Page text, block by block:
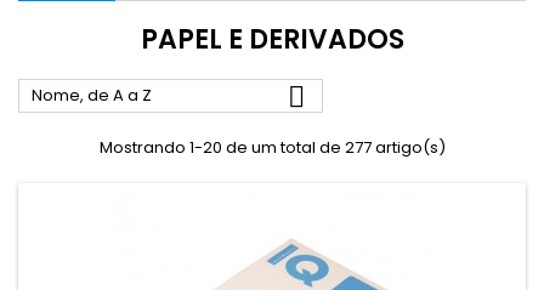
PAPEL E DERIVADOS
Nome, de A a Z 
Mostrando 1-20 de um total de 277 artigo(s)